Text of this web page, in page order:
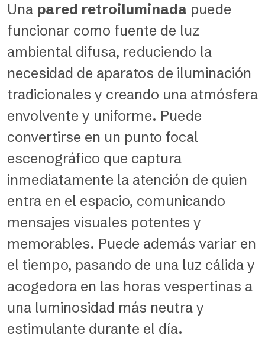
Una pared retroiluminada puede
funcionar como fuente de luz
ambiental difusa, reduciendo la
necesidad de aparatos de iluminación
tradicionales y creando una atmósfera
envolvente y uniforme. Puede
convertirse en un punto focal
escenográfico que captura
inmediatamente la atención de quien
entra en el espacio, comunicando
mensajes visuales potentes y
memorables. Puede además variar en
el tiempo, pasando de una luz cálida y
acogedora en las horas vespertinas a
una luminosidad más neutra y
estimulante durante el día.